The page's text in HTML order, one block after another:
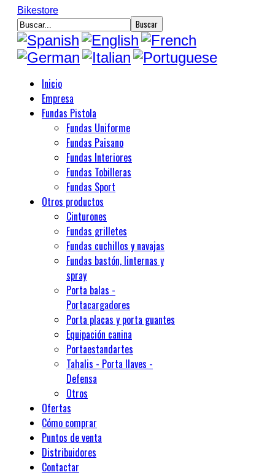
Bikestore
Inicio
Empresa
Fundas Pistola
Fundas Uniforme
Fundas Paisano
Fundas Interiores
Fundas Tobilleras
Fundas Sport
Otros productos
Cinturones
Fundas grilletes
Fundas cuchillos y navajas
Fundas bastón, linternas y
spray
Porta balas -
Portacargadores
Porta placas y porta guantes
Equipación canina
Portaestandartes
Tahalis - Porta llaves -
Defensa
Otros
Ofertas
Cómo comprar
Puntos de venta
Distribuidores
Contactar